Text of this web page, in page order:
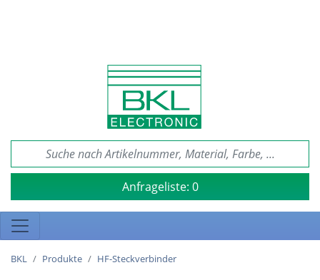
Anfrageliste: 0
BKL Produkte HF-Steckverbinder